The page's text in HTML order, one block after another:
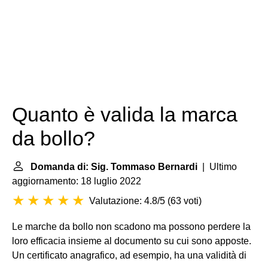
Quanto è valida la marca
da bollo?
Domanda di: Sig. Tommaso Bernardi | Ultimo
aggiornamento: 18 luglio 2022
Valutazione: 4.8/5 (63 voti)
Le marche da bollo non scadono ma possono perdere la
loro efficacia insieme al documento su cui sono apposte.
Un certificato anagrafico, ad esempio, ha una validità di